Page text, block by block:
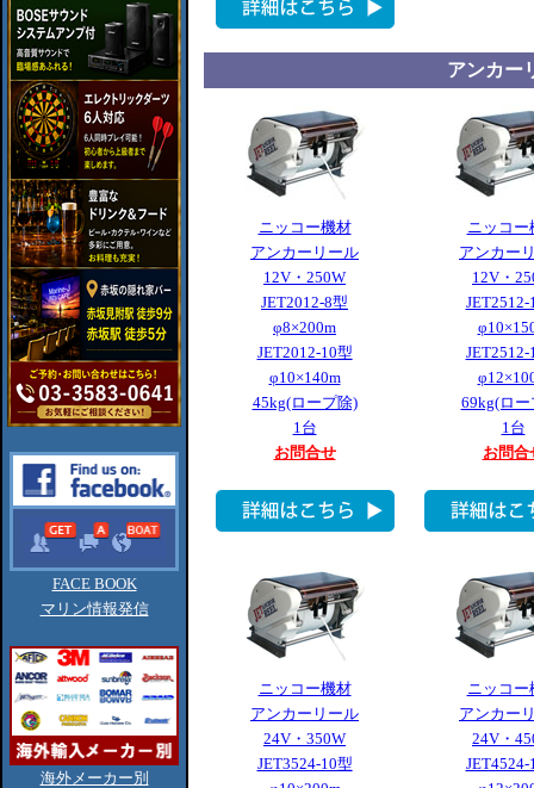
FACE BOOK
マリン情報発信
海外メーカー別
アンカー
ニッコー機材
アンカーリール
12V・250W
JET2012-8型
φ8×200m
JET2012-10型
φ10×140m
45kg(ロープ除)
1台
お問合せ
ニッコー
アンカー
12V・
JET2512-
JET2512-
69kg(ロー
1台
お問合
ニッコー機材
アンカーリール
24V・350W
JET3524-10型
ニッコー
アンカー
24V・
JET4524-